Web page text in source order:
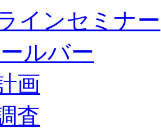
インセミナー
ルバー
画
査